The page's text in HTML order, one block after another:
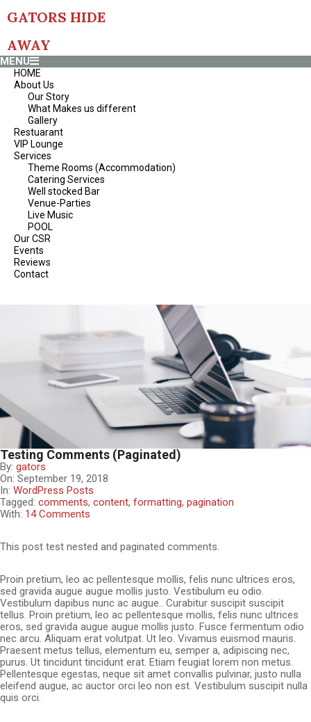
toGATORS HIDE
AWAY
Primary
Navigation
Menu
MENU
HOME
About Us
Our Story
What Makes us different
Gallery
Restuarant
VIP Lounge
Services
Theme Rooms (Accommodation)
Catering Services
Well stocked Bar
Venue-Parties
Live Music
POOL
Our CSR
Events
Reviews
Contact
Testing Comments (Paginated)
By: gators
On: September 19, 2018
In: WordPress Posts
Tagged: comments, content, formatting, pagination
With: 14 Comments
This post test nested and paginated comments.
Proin pretium, leo ac pellentesque mollis, felis nunc ultrices eros,
sed gravida augue augue mollis justo. Vestibulum eu odio.
Vestibulum dapibus nunc ac augue.. Curabitur suscipit suscipit
tellus. Proin pretium, leo ac pellentesque mollis, felis nunc ultrices
eros, sed gravida augue augue mollis justo. Fusce fermentum odio
nec arcu. Aliquam erat volutpat. Ut leo. Vivamus euismod mauris.
Praesent metus tellus, elementum eu, semper a, adipiscing nec,
purus. Ut tincidunt tincidunt erat. Etiam feugiat lorem non metus.
Pellentesque egestas, neque sit amet convallis pulvinar, justo nulla
eleifend augue, ac auctor orci leo non est. Vestibulum suscipit nulla
quis orci.